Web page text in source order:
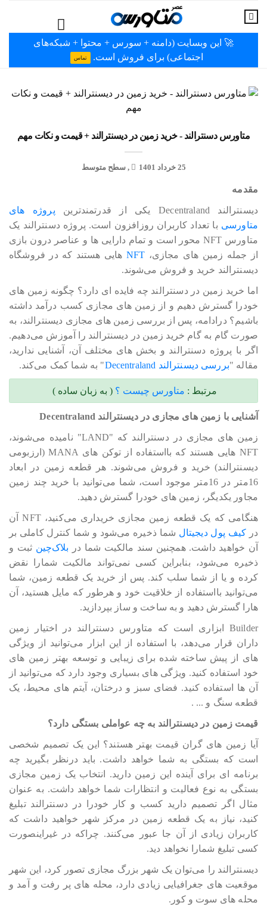
🚀 این وبسایت (دامنه + سورس + محتوا + شبکه‌های
اجتماعی) برای فروش است.
تماس
متاورس دسنترالند - خرید زمین در دیسنترالند + قیمت و نکات مهم
25 خرداد 1401 سطح متوسط
مقدمه
دیسنترالند Decentraland یکی از قدرتمندترین
پروژه های
متاورسی با تعداد کاربران روزافزون است. پروژه دسنترالند یک
متاورس NFT محور است و تمام دارایی ها و عناصر درون بازی
از جمله زمین های مجازی، NFT هایی هستند که در فروشگاه
دیسنترالند خرید و فروش می‎‎‎‎‎‎شوند.
اما خرید زمین در دسنترالند چه فایده ای دارد؟ چگونه زمین های
خودرا گسترش دهیم و از زمین های مجازی کسب درآمد داشته
باشیم؟ درادامه، پس از بررسی زمین های مجازی دیسنترالند، به
صورت گام به گام خرید زمین در دیسنترالند را آموزش می‎‎‎‎‎‎دهیم.
اگر با پروژه دسنترالند و بخش های مختلف آن، آشنایی ندارید،
مقاله "بررسی دیسنترالند Decentraland " به شما کمک می‎‎‎‎‎‎کند.
مرتبط : متاورس چیست ؟ ( به زبان ساده )
آشنایی با زمین های مجازی در دیسنترالند Decentraland
زمین های مجازی در دسنترالند که "LAND" نامیده می‎‎‎‎‎‎شوند،
NFT هایی هستند که بااستفاده از توکن های MANA (ارزبومی
دیسنترالند) خرید و فروش می‎‎‎‎‎‎شوند. هر قطعه زمین در ابعاد
16متر در 16متر موجود است، شما می‎‎‎‎‎‎توانید با خرید چند زمین
مجاور یکدیگر، زمین های خودرا گسترش دهید.
هنگامی که یک قطعه زمین مجازی خریداری می‎‎‎‎‎‎کنید، NFT آن
در کیف پول دیجیتال
شما ذخیره می‎‎‎‎‎‎شود و شما کنترل کاملی بر
آن خواهید داشت. همچنین سند مالکیت شما در بلاک‎‎‎‎‎‎چین
ثبت و
ذخیره می‎‎‎‎‎‎شود، بنابراین کسی نمی‎‎‎‎‎‎تواند مالکیت شمارا نقض
کرده و یا از شما سلب کند. پس از خرید یک قطعه زمین، شما
می‎‎‎‎‎‎توانید بااستفاده از خلاقیت خود و هرطور که مایل هستید، آن
هارا گسترش دهید و به ساخت و ساز بپردازید.
Builder ابزاری است که متاورس دسنترالند در اختیار زمین
داران قرار می‎‎‎‎‎‎دهد، با استفاده از این ابزار می‎‎‎‎‎‎توانید از ویژگی
های از پیش ساخته شده برای زیبایی و توسعه بهتر زمین های
خود استفاده کنید. ویژگی های بسیاری وجود دارد که می‎‎‎‎‎‎توانید از
آن ها استفاده کنید. فضای سبز و درختان، آیتم های محیط، یک
قطعه سنگ و ... .
قیمت زمین در دیسنترالند به چه عواملی بستگی دارد؟
آیا زمین های گران قیمت بهتر هستند؟ این یک تصمیم شخصی
است که بستگی به شما خواهد داشت. باید درنظر بگیرید چه
برنامه ای برای آینده این زمین دارید. انتخاب یک زمین مجازی
بستگی به نوع فعالیت و انتظارات شما خواهد داشت. به عنوان
مثال اگر تصمیم دارید کسب و کار خودرا در دسنترالند تبلیغ
کنید، نیاز به یک قطعه زمین در مرکز شهر خواهید داشت که
کاربران زیادی از آن جا عبور می‎‎‎‎‎‎کنند. چراکه در غیراینصورت
کسی تبلیغ شمارا نخواهد دید.
دیسنترالند را می‎‎‎‎‎‎توان یک شهر بزرگ مجازی تصور کرد، این شهر
موقعیت های جغرافیایی زیادی دارد، محله های پر رفت و آمد و
محله های سوت و کور.